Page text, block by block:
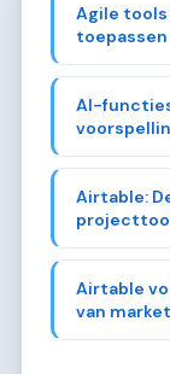
Agile
AI-
Airtable:
Airtable
van